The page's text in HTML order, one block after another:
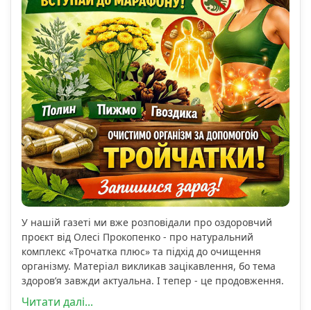
У нашій газеті ми вже розповідали про оздоровчий
проєкт від Олесі Прокопенко - про натуральний
комплекс «Трочатка плюс» та підхід до очищення
організму. Матеріал викликав зацікавлення, бо тема
здоров’я завжди актуальна. І тепер - це продовження.
Читати далі...